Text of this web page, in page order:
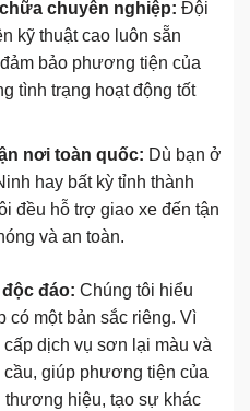
chuyên nghiệp: Đội
kỹ thuật cao luôn sẵn
bảo phương tiện của
tình trạng hoạt động tốt
nơi toàn quốc: Dù bạn ở
hay bất kỳ tỉnh thành
đều hỗ trợ giao xe đến tận
và an toàn.
đáo: Chúng tôi hiểu
có một bản sắc riêng. Vì
dịch vụ sơn lại màu và
giúp phương tiện của
thương hiệu, tạo sự khác